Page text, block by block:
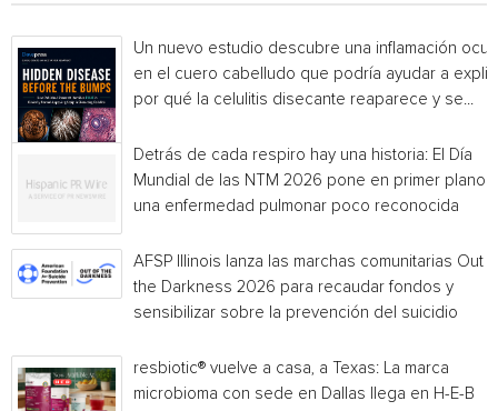
Un nuevo estudio descubre una inflamación
en el cuero cabelludo que podría ayudar a
por qué la celulitis disecante reaparece y se...
Detrás de cada respiro hay una historia: El Día
Mundial de las NTM 2026 pone en primer plano
una enfermedad pulmonar poco reconocida
AFSP Illinois lanza las marchas comunitarias Out
the Darkness 2026 para recaudar fondos y
sensibilizar sobre la prevención del suicidio
resbiotic® vuelve a casa, a Texas: La marca
microbioma con sede en Dallas llega en H-E-B